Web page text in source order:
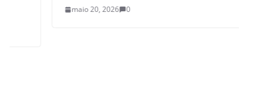
maio 20, 2026 0